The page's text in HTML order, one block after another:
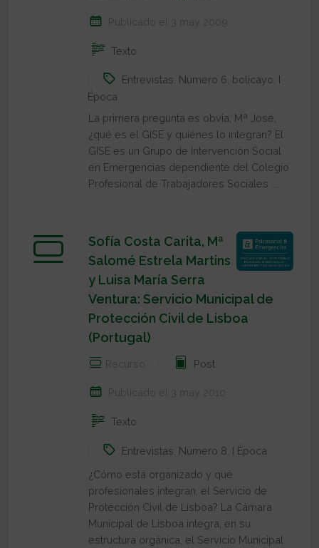
Publicado el 3 may 2009
Texto
Entrevistas Número 6 bolicayo I
Época
La primera pregunta es obvia, Mª José,
¿qué es el GISE y quiénes lo integran? El
GISE es un Grupo de Intervención Social
en Emergencias dependiente del Colegio
Profesional de Trabajadores Sociales ...
Sofía Costa Carita, Mª
Salomé Estrela Martins
y Luisa María Serra
Ventura: Servicio Municipal de
Protección Civil de Lisboa
(Portugal)
Recurso Post
Publicado el 3 may 2010
Texto
Entrevistas Número 8 I Época
¿Cómo está organizado y qué
profesionales integran, el Servicio de
Protección Civil de Lisboa? La Cámara
Municipal de Lisboa integra, en su
estructura orgánica, el Servicio Municipal